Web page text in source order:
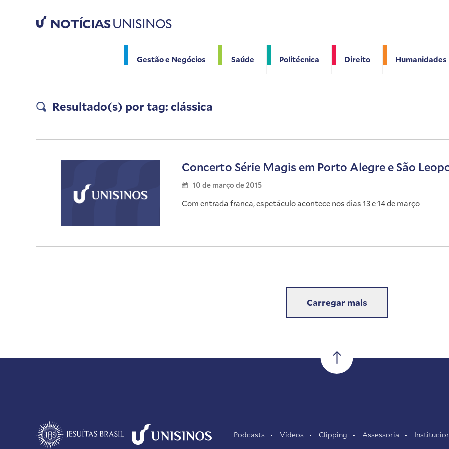
NOTÍCIASUNISINOS
Gestão e Negócios Saúde Politécnica Direito Humanidades
Resultado(s) por tag: clássica
Concerto Série Magis em Porto Alegre e São
10 de março de 2015
Com entrada franca, espetáculo acontece nos dias 13 e 14 de março
Carregar mais
Podcasts Vídeos Clipping Assessoria